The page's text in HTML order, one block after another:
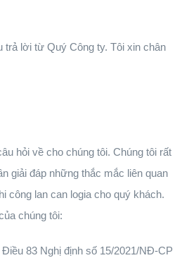
trả lời từ Quý Công ty. Tôi xin chân
hỏi về cho chúng tôi. Chúng tôi rất
giải đáp những thắc mắc liên quan
công lan can logia cho quý khách.
chúng tôi:
83 Nghị định số 15/2021/NĐ-CP